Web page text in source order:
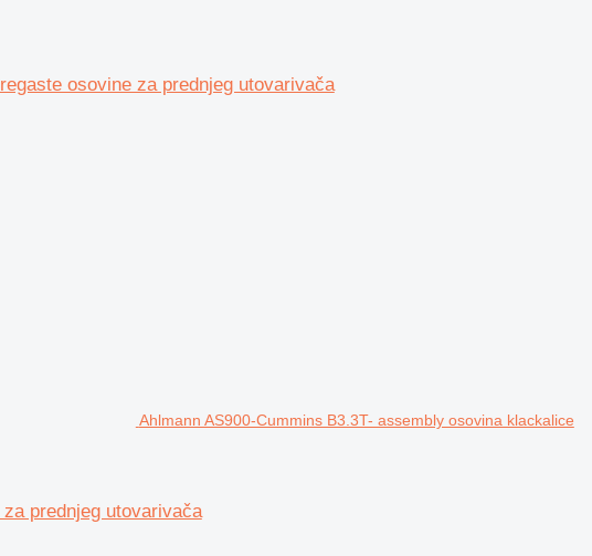
osovine za prednjeg utovarivača
Ahlmann AS900-Cummins B3.3T- assembly osovina klackalice
prednjeg utovarivača